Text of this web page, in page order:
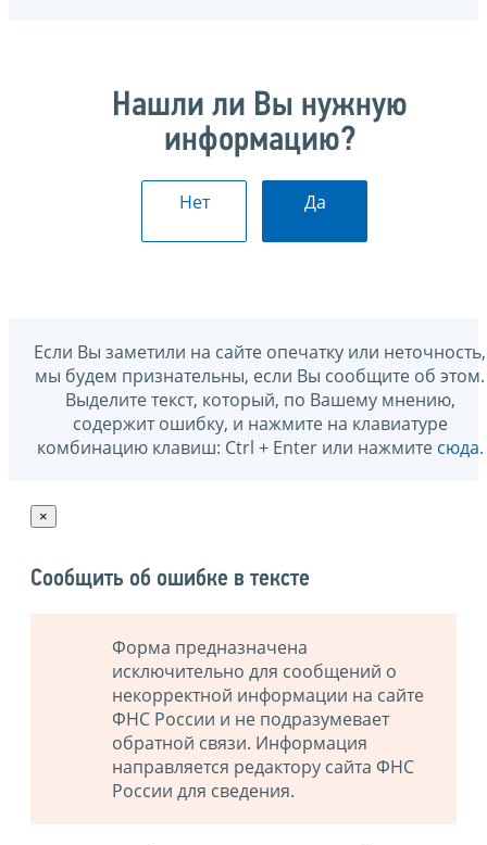
Нашли ли Вы нужную
информацию?
Нет Да
Если Вы заметили на сайте опечатку или неточность,
мы будем признательны, если Вы сообщите об этом.
Выделите текст, который, по Вашему мнению,
содержит ошибку, и нажмите на клавиатуре
комбинацию клавиш: Ctrl + Enter или нажмите сюда.
×
Сообщить об ошибке в тексте
Форма предназначена
исключительно для сообщений о
некорректной информации на сайте
ФНС России и не подразумевает
обратной связи. Информация
направляется редактору сайта ФНС
России для сведения.